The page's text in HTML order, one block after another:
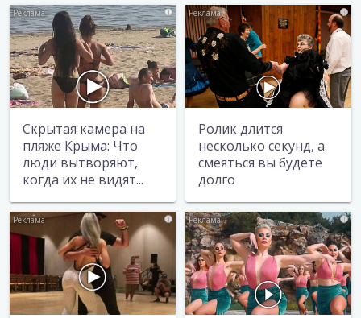
i
Скрытая камера на
пляже Крыма: Что
люди вытворяют,
когда их не видят...
i
Ролик длится
несколько секунд, а
смеяться вы будете
долго
i i